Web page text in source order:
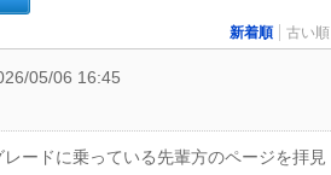
新着順 古い順
05/06 16:45
ードに乗っている先輩方のページを拝見